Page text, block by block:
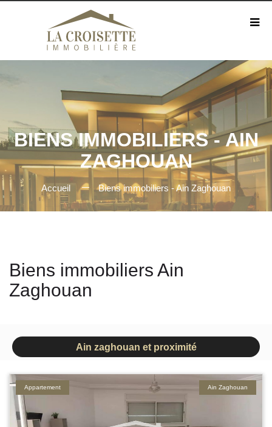
BIENS IMMOBILIERS - AIN
ZAGHOUAN
Accueil Biens immobiliers - Ain Zaghouan
Biens immobiliers Ain
Zaghouan
Ain zaghouan et proximité
Ain Zaghouan
Appartement